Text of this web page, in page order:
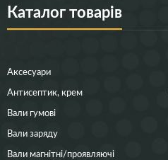
Каталог товарів
Аксесуари
Антисептик, крем
Вали гумові
Вали заряду
Вали магнітні/проявляючі